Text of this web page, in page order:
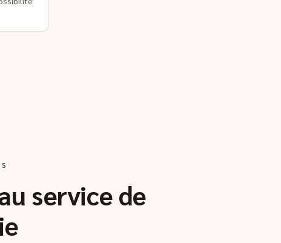
service de